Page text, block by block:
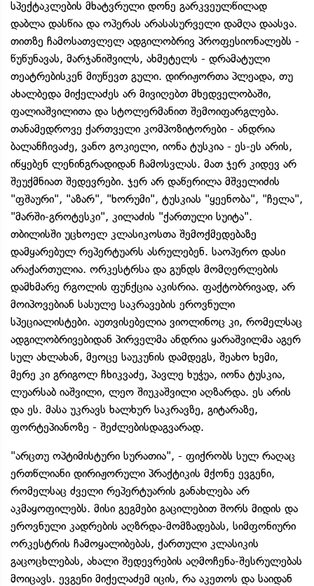
სპექტაკლების მხატვრული დონე გარკვეულწილად
დაბლა დასწია და ოპერას არასასურველი დამღა დაასვა.
თითზე ჩამოსათვლელ ადგილობრივ პროფესიონალებს -
წუწუნავას, მარჯანიშვილს, ახმეტელს - დრამატული
თეატრებისკენ მიუწევთ გული. დირიჟორთა პლეადა, თუ
ახალბედა მიქელაძეს არ მივიღებთ მხედველობაში,
ფალიაშვილითა და სტოლერმანით შემოიფარგლება.
თანამედროვე ქართველი კომპოზიტორები - ანდრია
ბალანჩივაძე, ვანო გოკიელი, იონა ტუსკია - ეს-ეს არის,
იწყებენ ლენინგრადიდან ჩამოსვლას. მათ ჯერ კიდევ არ
შეუქმნიათ შედევრები. ჯერ არ დაწერილა მშველიძის
"ფშაური", "აზარ", "ხორუმი", ტუსკიას "ყეენობა", "ჩელა",
"მარში-გროტესკი", კილაძის "ქართული სუიტა".
თბილისში უცხოელ კლასიკოსთა შემოქმედებაზე
დამყარებულ რეპერტუარს ასრულებენ. საოპერო დასი
არაქართულია. ორკესტრსა და გუნდს მომღერლების
დამხმარე რგოლის ფუნქცია აკისრია. ფაქტობრივად, არ
მოიპოვებიან სასულე საკრავების ეროვნული
სპეციალისტები. აუთვისებელია ვიოლინოც კი, რომელსაც
ადგილობრივებიდან პირველმა ანდრია ყარაშვილმა აგერ
სულ ახლახან, მეოცე საუკუნის დამდეგს, შეახო ხემი,
მერე კი გრიგოლ ჩხიკვაძე, პავლე ხუჭუა, იონა ტუსკია,
ლუარსაბ იაშვილი, ლეო შიუკაშვილი აღზარდა. ეს არის
და ეს. მასა უკრავს ხალხურ საკრავზე, გიტარაზე,
ფორტეპიანოზე - შეძლებისდაგვარად.
"არცთუ ოპტიმისტური სურათია", - ფიქრობს სულ რაღაც
ერთწლიანი დირიჟორული პრაქტიკის მქონე ევგენი,
რომელსაც ძველი რეპერტუარის განახლება არ
აკმაყოფილებს. მისი გეგმები გაცილებით შორს მიდის და
ეროვნული კადრების აღზრდა-მომზადებას, სიმფონიური
ორკესტრის ჩამოყალიბებას, ქართული კლასიკის
გაცოცხლებას, ახალი შედევრების აღმოჩენა-შესრულებას
მოიცავს. ევგენი მიქელაძემ იცის, რა აკეთოს და საიდან